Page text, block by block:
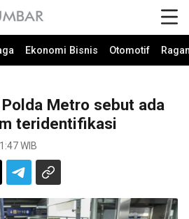
Ekonomi Bisnis Otomotif
Metro sebut ada
teridentifikasi
WIB